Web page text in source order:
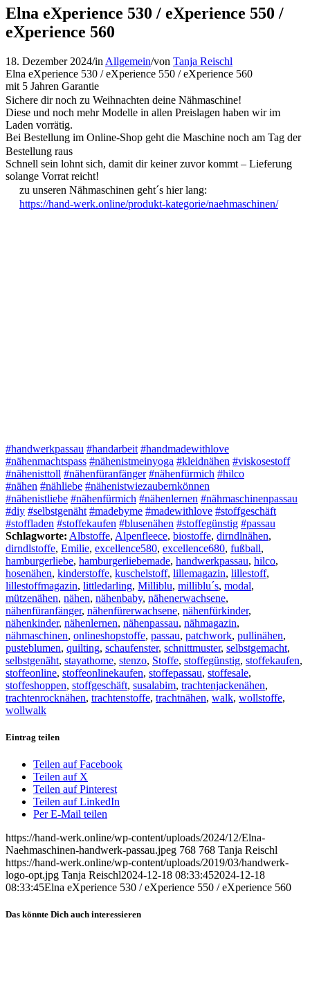
Elna eXperience 530 / eXperience 550 /
eXperience 560
18. Dezember 2024/in Allgemein/von Tanja Reischl
Elna eXperience 530 / eXperience 550 / eXperience 560
mit 5 Jahren Garantie
Sichere dir noch zu Weihnachten deine Nähmaschine!
Diese und noch mehr Modelle in allen Preislagen haben wir im
Laden vorrätig.
Bei Bestellung im Online-Shop geht die Maschine noch am Tag der
Bestellung raus
Schnell sein lohnt sich, damit dir keiner zuvor kommt – Lieferung
solange Vorrat reicht!
zu unseren Nähmaschinen geht´s hier lang:
https://hand-werk.online/produkt-kategorie/naehmaschinen/
#handwerkpassau #handarbeit #handmadewithlove
#nähenmachtspass #nähenistmeinyoga #kleidnähen #viskosestoff
#nähenisttoll #nähenfüranfänger #nähenfürmich #hilco
#nähen #nähliebe #nähenistwiezaubernkönnen
#nähenistliebe #nähenfürmich #nähenlernen #nähmaschinenpassau
#diy #selbstgenäht #madebyme #madewithlove #stoffgeschäft
#stoffladen #stoffekaufen #blusenähen #stoffegünstig #passau
Schlagworte: Albstoffe, Alpenfleece, biostoffe, dirndlnähen,
dirndlstoffe, Emilie, excellence580, excellence680, fußball,
hamburgerliebe, hamburgerliebemade, handwerkpassau, hilco,
hosenähen, kinderstoffe, kuschelstoff, lillemagazin, lillestoff,
lillestoffmagazin, littledarling, Milliblu, milliblu´s, modal,
mützenähen, nähen, nähenbaby, nähenerwachsene,
nähenfüranfänger, nähenfürerwachsene, nähenfürkinder,
nähenkinder, nähenlernen, nähenpassau, nähmagazin,
nähmaschinen, onlineshopstoffe, passau, patchwork, pullinähen,
pusteblumen, quilting, schaufenster, schnittmuster, selbstgemacht,
selbstgenäht, stayathome, stenzo, Stoffe, stoffegünstig, stoffekaufen,
stoffeonline, stoffeonlinekaufen, stoffepassau, stoffesale,
stoffeshoppen, stoffgeschäft, susalabim, trachtenjackenähen,
trachtenrocknähen, trachtenstoffe, trachtnähen, walk, wollstoffe,
wollwalk
Eintrag teilen
Teilen auf Facebook
Teilen auf X
Teilen auf Pinterest
Teilen auf LinkedIn
Per E-Mail teilen
https://hand-werk.online/wp-content/uploads/2024/12/Elna-
Naehmaschinen-handwerk-passau.jpeg 768 768 Tanja Reischl
https://hand-werk.online/wp-content/uploads/2019/03/handwerk-
logo-opt.jpg Tanja Reischl2024-12-18 08:33:452024-12-18
08:33:45Elna eXperience 530 / eXperience 550 / eXperience 560
Das könnte Dich auch interessieren